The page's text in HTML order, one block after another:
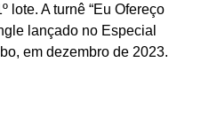
lote. A turnê “Eu Ofereço
lançado no Especial
em dezembro de 2023.